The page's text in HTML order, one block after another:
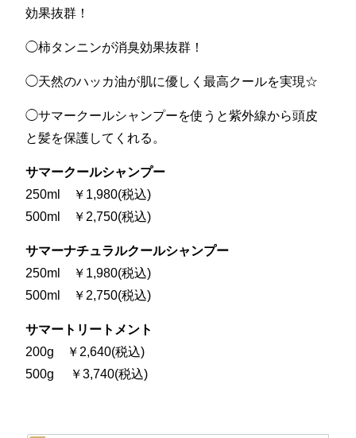
効果抜群！
◯柿タンニンが消臭効果抜群！
◯天然のハッカ油が肌に優しく最高クールを実現☆
◯サマークールシャンプーを使うと紫外線から頭皮
と髪を保護してくれる。
サマークールシャンプー
250ml ￥1,980(税込)
500ml ￥2,750(税込)
サマーナチュラルクールシャンプー
250ml ￥1,980(税込)
500ml ￥2,750(税込)
サマートリートメント
200g ￥2,640(税込)
500g ￥3,740(税込)